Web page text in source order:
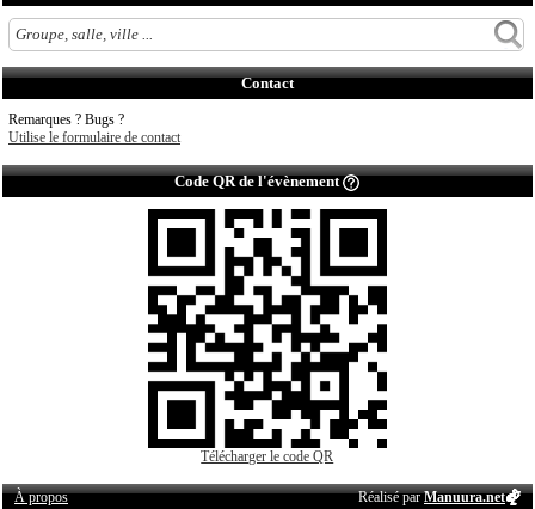
Contact
Remarques ? Bugs ?
Utilise le formulaire de contact
Code QR de l'évènement
Télécharger le code QR
À propos Réalisé parManuura.net